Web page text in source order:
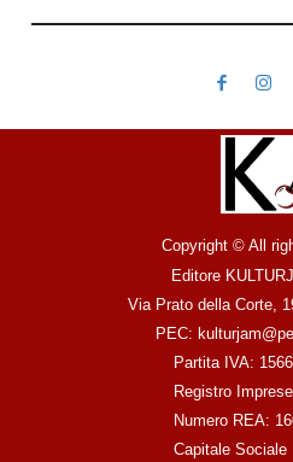
Copyright © All
Editore
Via Prato della Corte,
PEC:
Partita IVA:
Registro
Numero REA:
Capitale Sociale